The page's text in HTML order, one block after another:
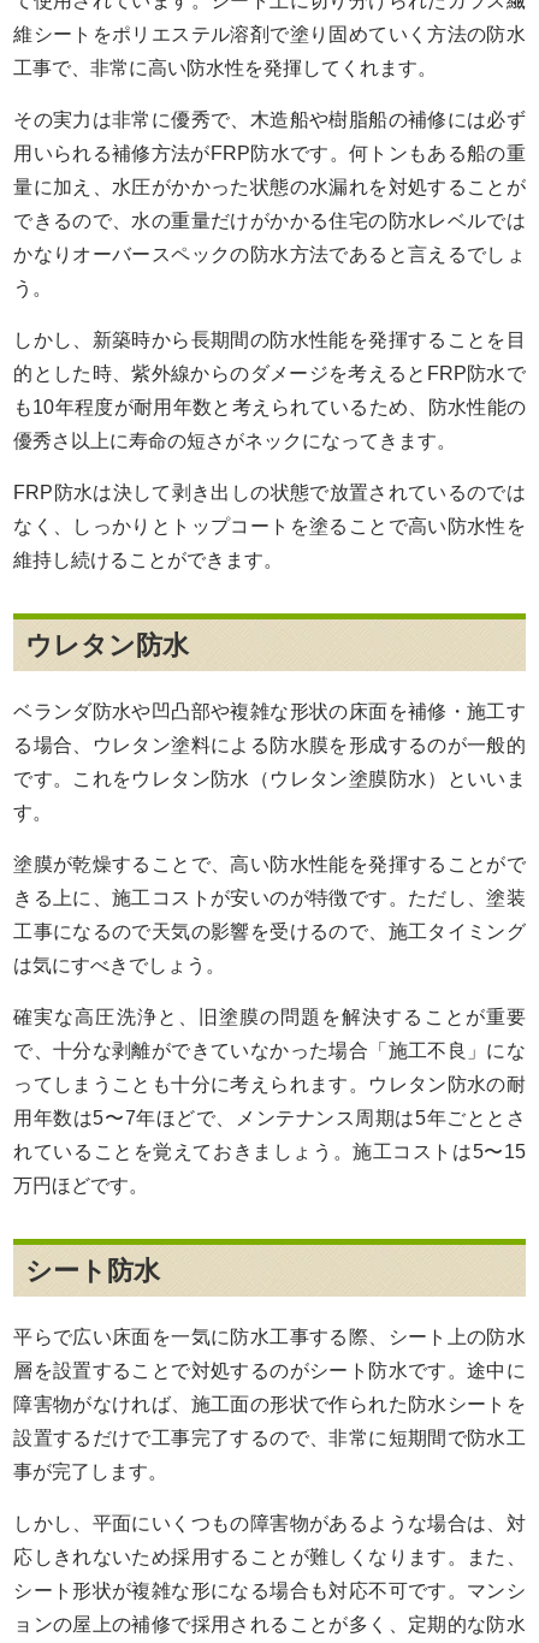
維シートをポリエステル溶剤で塗り固めていく方法の防水
工事で、非常に高い防水性を発揮してくれます。
その実力は非常に優秀で、木造船や樹脂船の補修には必ず
用いられる補修方法がFRP防水です。何トンもある船の重
量に加え、水圧がかかった状態の水漏れを対処することが
できるので、水の重量だけがかかる住宅の防水レベルでは
かなりオーバースペックの防水方法であると言えるでしょ
う。
しかし、新築時から長期間の防水性能を発揮することを目
的とした時、紫外線からのダメージを考えるとFRP防水で
も10年程度が耐用年数と考えられているため、防水性能の
優秀さ以上に寿命の短さがネックになってきます。
FRP防水は決して剥き出しの状態で放置されているのでは
なく、しっかりとトップコートを塗ることで高い防水性を
維持し続けることができます。
ウレタン防水
ベランダ防水や凹凸部や複雑な形状の床面を補修・施工す
る場合、ウレタン塗料による防水膜を形成するのが一般的
です。これをウレタン防水（ウレタン塗膜防水）といいま
す。
塗膜が乾燥することで、高い防水性能を発揮することがで
きる上に、施工コストが安いのが特徴です。ただし、塗装
工事になるので天気の影響を受けるので、施工タイミング
は気にすべきでしょう。
確実な高圧洗浄と、旧塗膜の問題を解決することが重要
で、十分な剥離ができていなかった場合「施工不良」にな
ってしまうことも十分に考えられます。ウレタン防水の耐
用年数は5〜7年ほどで、メンテナンス周期は5年ごととさ
れていることを覚えておきましょう。施工コストは5〜15
万円ほどです。
シート防水
平らで広い床面を一気に防水工事する際、シート上の防水
層を設置することで対処するのがシート防水です。途中に
障害物がなければ、施工面の形状で作られた防水シートを
設置するだけで工事完了するので、非常に短期間で防水工
事が完了します。
しかし、平面にいくつもの障害物があるような場合は、対
応しきれないため採用することが難しくなります。また、
シート形状が複雑な形になる場合も対応不可です。マンシ
ョンの屋上の補修で採用されることが多く、定期的な防水